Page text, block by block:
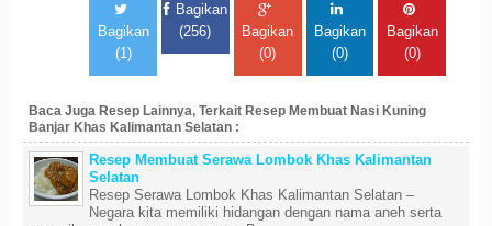
Bagikan
(1)
Bagikan
(256)
Bagikan
(0)
Bagikan
(0)
Bagikan
(0)
Baca Juga Resep Lainnya, Terkait Resep Membuat Nasi Kuning
Banjar Khas Kalimantan Selatan :
Resep Membuat Serawa Lombok Khas Kalimantan
Selatan
Resep Serawa Lombok Khas Kalimantan Selatan –
Negara kita memiliki hidangan dengan nama aneh serta